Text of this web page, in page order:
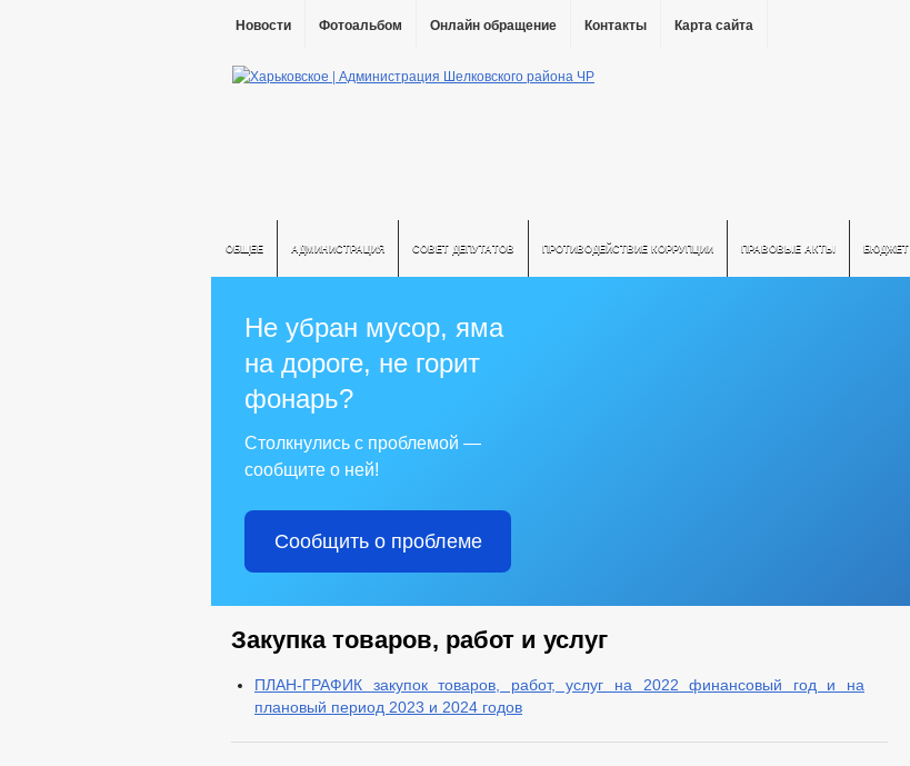
Новости Фотоальбом Онлайн обращение Контакты Карта сайта
ОБЩЕЕ АДМИНИСТРАЦИЯ СОВЕТ ДЕПУТАТОВ ПРОТИВОДЕЙСТВИЕ КОРРУПЦИИ ПРАВОВЫЕ АКТЫ БЮДЖЕТ
Не убран мусор, яма
на дороге, не горит
фонарь?
Столкнулись с проблемой —
сообщите о ней!
Сообщить о проблеме
Закупка товаров, работ и услуг
ПЛАН-ГРАФИК закупок товаров, работ, услуг на 2022 финансовый год и на
плановый период 2023 и 2024 годов